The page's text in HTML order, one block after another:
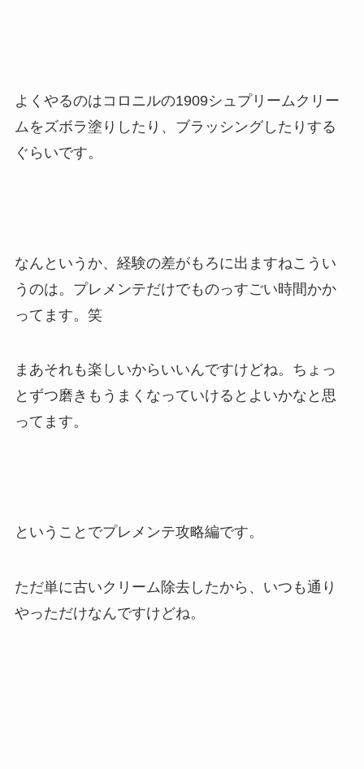
よくやるのはコロニルの1909シュプリームクリー
ムをズボラ塗りしたり、ブラッシングしたりする
ぐらいです。
なんというか、経験の差がもろに出ますねこうい
うのは。プレメンテだけでものっすごい時間かか
ってます。笑
まあそれも楽しいからいいんですけどね。ちょっ
とずつ磨きもうまくなっていけるとよいかなと思
ってます。
ということでプレメンテ攻略編です。
ただ単に古いクリーム除去したから、いつも通り
やっただけなんですけどね。